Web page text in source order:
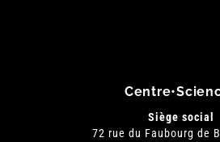
Siège social
72 rue du Faubourg de